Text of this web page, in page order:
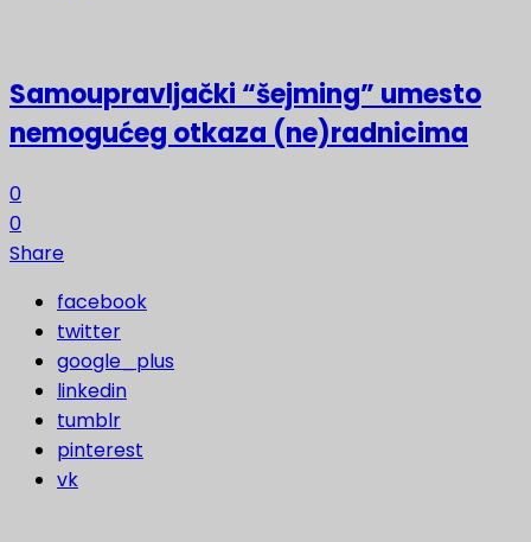
Samoupravljački “šejming” umesto
nemogućeg otkaza (ne)radnicima
0
0
Share
facebook
twitter
google_plus
linkedin
tumblr
pinterest
vk